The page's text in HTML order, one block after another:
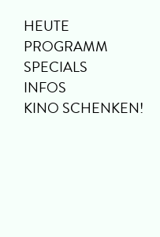
HEUTE
PROGRAMM
SPECIALS
INFOS
KINO SCHENKEN!